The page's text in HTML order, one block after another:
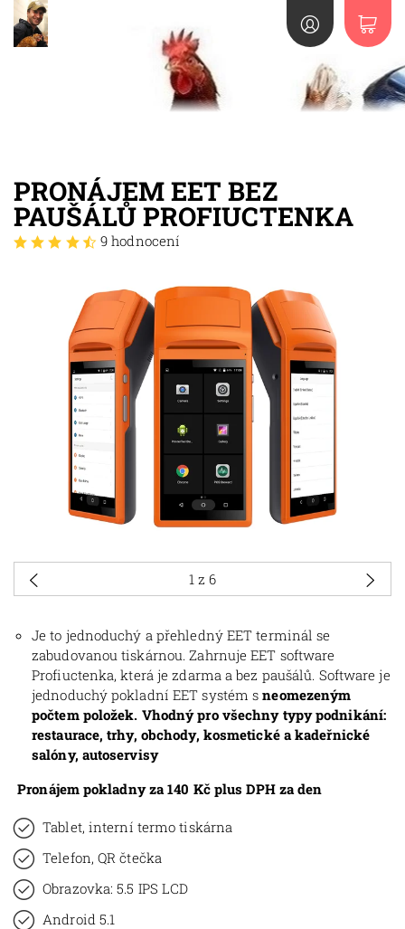
PRONÁJEM EET BEZ
PAUŠÁLŮ PROFIUCTENKA
9 hodnocení
Je to jednoduchý a přehledný EET terminál se
zabudovanou tiskárnou. Zahrnuje EET software
Profiuctenka, která je zdarma a bez paušálů. Software je
jednoduchý pokladní EET systém sneomezeným
počtem položek. Vhodný pro všechny typy podnikání:
restaurace, trhy, obchody, kosmetické a kadeřnické
salóny, autoservisy
Pronájem pokladny za 140 Kč plus DPH za den
Tablet, interní termo tiskárna
Telefon, QR čtečka
Obrazovka: 5.5 IPS LCD
Android 5.1
1z 6